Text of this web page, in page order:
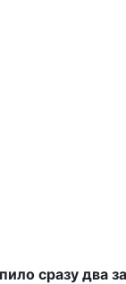
сразу два